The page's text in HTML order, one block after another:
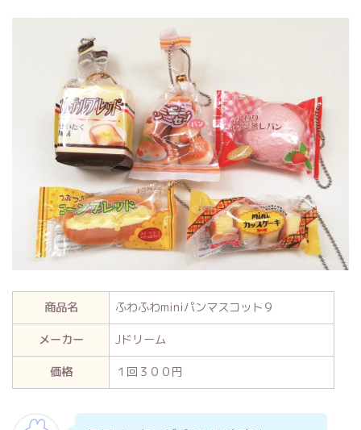
商品名
ふわふわminiパンマスコット９
メーカー
Jドリーム
価格
１回３００円